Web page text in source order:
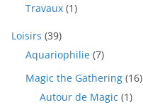
Travaux (1)
Loisirs (39)
Aquariophilie (7)
Magic the Gathering (16)
Autour de Magic (1)